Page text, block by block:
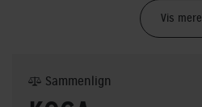
Vis mere
Sammenlign